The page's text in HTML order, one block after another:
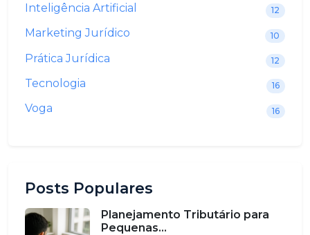
Inteligência Artificial 12
Marketing Jurídico 10
Prática Jurídica 12
Tecnologia 16
Voga 16
Posts Populares
Planejamento Tributário para
Pequenas...